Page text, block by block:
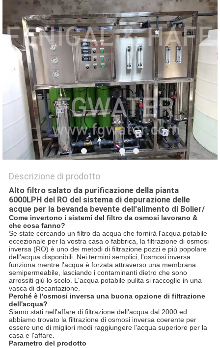
PRIVACY
POLICY
Descrizione di prodotto
Alto filtro salato da purificazione della pianta
6000LPH del RO del sistema di depurazione delle
acque per la bevanda bevente dell'alimento di Bolier/
Come invertono i sistemi del filtro da osmosi lavorano &
che cosa fanno?
Se state cercando un filtro da acqua che fornirà l'acqua potabile
eccezionale per la vostra casa o fabbrica, la filtrazione di osmosi
inversa (RO) è uno dei metodi di filtrazione pozzi e più popolare
dell'acqua disponibili. Nei termini semplici, l'osmosi inversa
funziona mentre l'acqua è forzata attraverso una membrana
semipermeabile, lasciando i contaminanti dietro che sono
arrossiti giù lo scolo. L'acqua potabile pulita si raccoglie in una
vasca di decantazione.
Perché è l'osmosi inversa una buona opzione di filtrazione
dell'acqua?
Siamo stati nell'affare di filtrazione dell'acqua dal 2000 ed
abbiamo trovato la filtrazione di osmosi inversa coerente per
essere uno di migliori modi raggiungere l'acqua superiore per la
casa e l'affare.
Parametro del prodotto